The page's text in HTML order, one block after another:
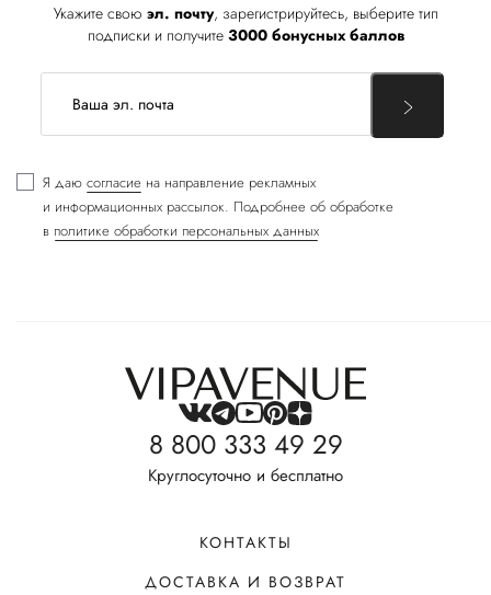
Укажите свою эл. почту, зарегистрируйтесь, выберите тип
подписки и получите 3000 бонусных баллов
Я даю согласие на направление рекламных
и информационных рассылок. Подробнее об обработке
в политике обработки персональных данных
8 800 333 49 29
Круглосуточно и бесплатно
КОНТАКТЫ
ДОСТАВКА И ВОЗВРАТ